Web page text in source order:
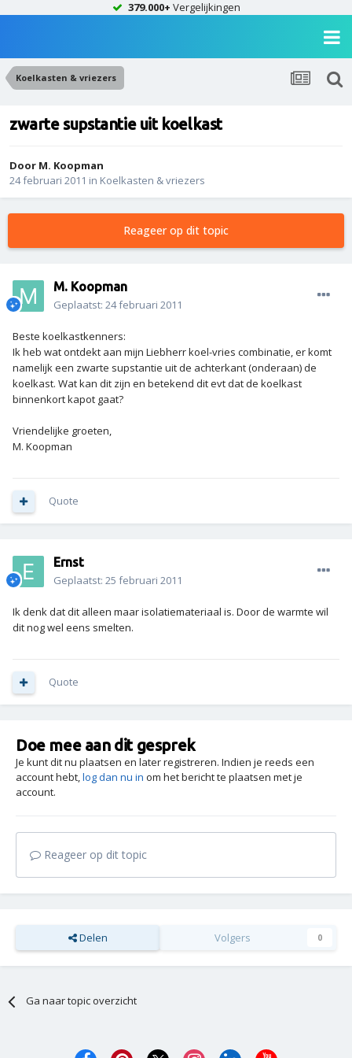
379.000+ Vergelijkingen
Koelkasten & vriezers
zwarte supstantie uit koelkast
Door M. Koopman
24 februari 2011 in Koelkasten & vriezers
Reageer op dit topic
M. Koopman
Geplaatst: 24 februari 2011
Beste koelkastkenners:
Ik heb wat ontdekt aan mijn Liebherr koel-vries combinatie, er komt
namelijk een zwarte supstantie uit de achterkant (onderaan) de
koelkast. Wat kan dit zijn en betekend dit evt dat de koelkast
binnenkort kapot gaat?
Vriendelijke groeten,
M. Koopman
Quote
Ernst
Geplaatst: 25 februari 2011
Ik denk dat dit alleen maar isolatiemateriaal is. Door de warmte wil
dit nog wel eens smelten.
Quote
Doe mee aan dit gesprek
Je kunt dit nu plaatsen en later registreren. Indien je reeds een
account hebt,log dan nu in om het bericht te plaatsen met je
account.
Reageer op dit topic
Delen Volgers 0
Ga naar topic overzicht